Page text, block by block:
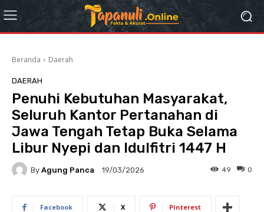
Beranda Daerah
DAERAH
Penuhi Kebutuhan Masyarakat,
Seluruh Kantor Pertanahan di
Jawa Tengah Tetap Buka Selama
Libur Nyepi dan Idulfitri 1447 H
By Agung Panca 19/03/2026 0
49
Facebook X Pinterest